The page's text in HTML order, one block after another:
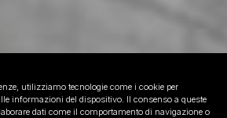
utilizziamo tecnologie come i cookie per
informazioni del dispositivo. Il consenso a queste
dati come il comportamento di navigazione o